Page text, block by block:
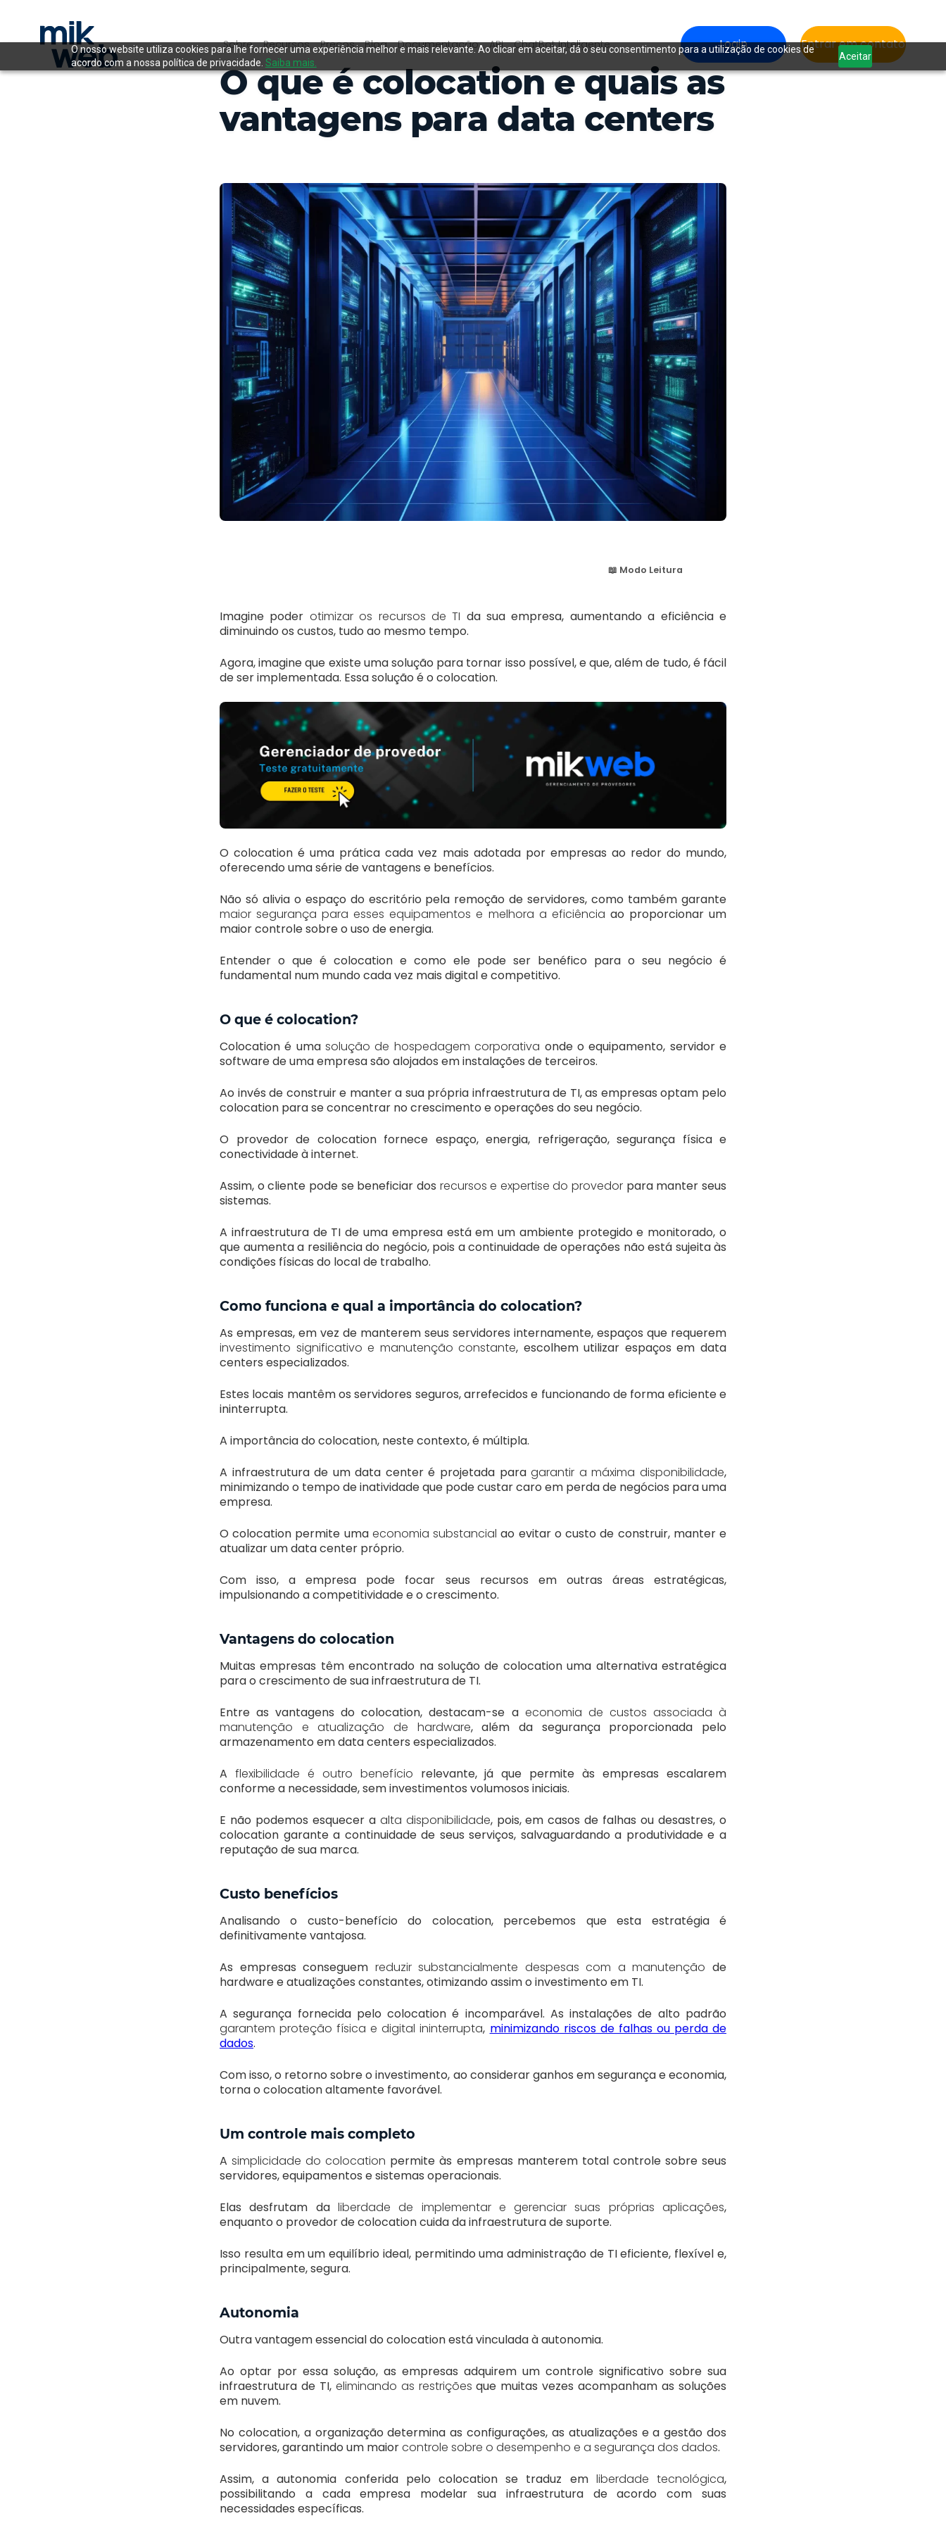
O nosso website utiliza cookies para lhe fornecer uma experiência melhor e mais relevante. Ao clicar em aceitar, dá o seu consentimento para a utilização de cookies de
acordo com a nossa política de privacidade. Saiba mais.
Aceitar
Sobre Recursos Preços Blog Documentação API ChatBot Inteligente Login Entrar em contato
O que é colocation e quais as
vantagens para data centers
📖 Modo Leitura
Imagine poder otimizar os recursos de TI da sua empresa, aumentando a eficiência e
diminuindo os custos, tudo ao mesmo tempo.
Agora, imagine que existe uma solução para tornar isso possível, e que, além de tudo, é fácil
de ser implementada. Essa solução é o colocation.
O colocation é uma prática cada vez mais adotada por empresas ao redor do mundo,
oferecendo uma série de vantagens e benefícios.
Não só alivia o espaço do escritório pela remoção de servidores, como também garante
maior segurança para esses equipamentos e melhora a eficiência ao proporcionar um
maior controle sobre o uso de energia.
Entender o que é colocation e como ele pode ser benéfico para o seu negócio é
fundamental num mundo cada vez mais digital e competitivo.
O que é colocation?
Colocation é umasolução de hospedagem corporativa onde o equipamento, servidor e
software de uma empresa são alojados em instalações de terceiros.
Ao invés de construir e manter a sua própria infraestrutura de TI, as empresas optam pelo
colocation para se concentrar no crescimento e operações do seu negócio.
O provedor de colocation fornece espaço, energia, refrigeração, segurança física e
conectividade à internet.
Assim, o cliente pode se beneficiar dos recursos e expertise do provedor para manter seus
sistemas.
A infraestrutura de TI de uma empresa está em um ambiente protegido e monitorado, o
que aumenta a resiliência do negócio, pois a continuidade de operações não está sujeita às
condições físicas do local de trabalho.
Como funciona e qual a importância do colocation?
As empresas, em vez de manterem seus servidores internamente, espaços que requerem
investimento significativo e manutenção constante, escolhem utilizar espaços em data
centers especializados.
Estes locais mantêm os servidores seguros, arrefecidos e funcionando de forma eficiente e
ininterrupta.
A importância do colocation, neste contexto, é múltipla.
A infraestrutura de um data center é projetada paragarantir a máxima disponibilidade,
minimizando o tempo de inatividade que pode custar caro em perda de negócios para uma
empresa.
O colocation permite uma economia substancial ao evitar o custo de construir, manter e
atualizar um data center próprio.
Com isso, a empresa pode focar seus recursos em outras áreas estratégicas,
impulsionando a competitividade e o crescimento.
Vantagens do colocation
Muitas empresas têm encontrado na solução de colocation uma alternativa estratégica
para o crescimento de sua infraestrutura de TI.
Entre as vantagens do colocation, destacam-se aeconomia de custos associada à
manutenção e atualização de hardware, além da segurança proporcionada pelo
armazenamento em data centers especializados.
A flexibilidade é outro benefício relevante, já que permite às empresas escalarem
conforme a necessidade, sem investimentos volumosos iniciais.
E não podemos esquecer a alta disponibilidade, pois, em casos de falhas ou desastres, o
colocation garante a continuidade de seus serviços, salvaguardando a produtividade e a
reputação de sua marca.
Custo benefícios
Analisando o custo-benefício do colocation, percebemos que esta estratégia é
definitivamente vantajosa.
As empresas conseguem reduzir substancialmente despesas com a manutenção de
hardware e atualizações constantes, otimizando assim o investimento em TI.
A segurança fornecida pelo colocation é incomparável. As instalações de alto padrão
garantem proteção física e digital ininterrupta, minimizando riscos de falhas ou perda de
dados.
Com isso, o retorno sobre o investimento, ao considerar ganhos em segurança e economia,
torna o colocation altamente favorável.
Um controle mais completo
A simplicidade do colocation permite às empresas manterem total controle sobre seus
servidores, equipamentos e sistemas operacionais.
Elas desfrutam da liberdade de implementar e gerenciar suas próprias aplicações,
enquanto o provedor de colocation cuida da infraestrutura de suporte.
Isso resulta em um equilíbrio ideal, permitindo uma administração de TI eficiente, flexível e,
principalmente, segura.
Autonomia
Outra vantagem essencial do colocation está vinculada à autonomia.
Ao optar por essa solução, as empresas adquirem um controle significativo sobre sua
infraestrutura de TI, eliminando as restrições que muitas vezes acompanham as soluções
em nuvem.
No colocation, a organização determina as configurações, as atualizações e a gestão dos
servidores, garantindo um maiorcontrole sobre o desempenho e a segurança dos dados.
Assim, a autonomia conferida pelo colocation se traduz em liberdade tecnológica,
possibilitando a cada empresa modelar sua infraestrutura de acordo com suas
necessidades específicas.